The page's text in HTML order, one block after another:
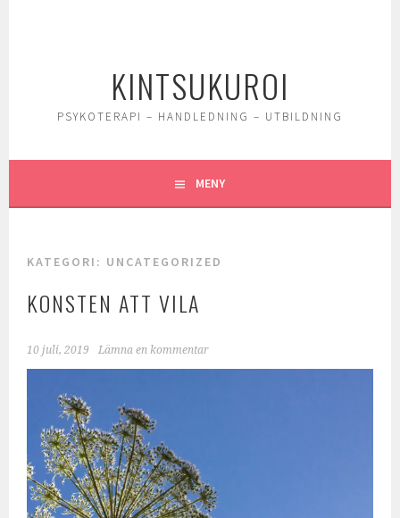
KINTSUKUROI
PSYKOTERAPI – HANDLEDNING – UTBILDNING
MENY
KATEGORI: UNCATEGORIZED
KONSTEN ATT VILA
10 juli, 2019 Lämna en kommentar